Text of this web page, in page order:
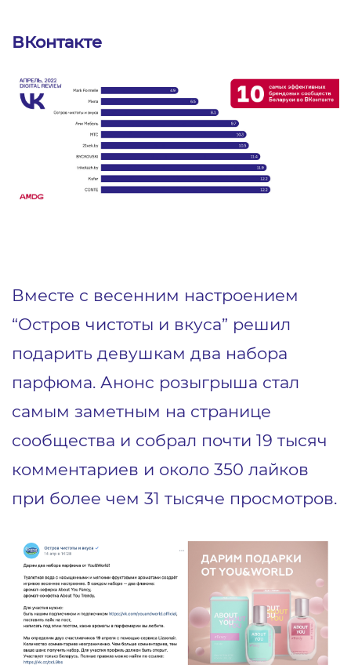
ВКонтакте
Вместе с весенним настроением
“Остров чистоты и вкуса” решил
подарить девушкам два набора
парфюма. Анонс розыгрыша стал
самым заметным на странице
сообщества и собрал почти 19 тысяч
комментариев и около 350 лайков
при более чем 31 тысяче просмотров.